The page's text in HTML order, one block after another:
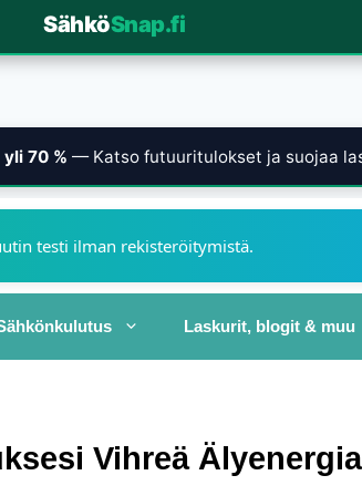
SähköSnap.fi
70 % — Katso futuuritulokset ja suojaa
testi ilman rekisteröitymistä.
Laskurit, blogit & muu
Vihreä